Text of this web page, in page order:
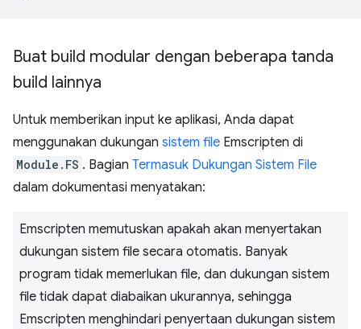
Buat build modular dengan beberapa tanda
build lainnya
Untuk memberikan input ke aplikasi, Anda dapat
menggunakan dukungan sistem file Emscripten di
Module.FS . Bagian Termasuk Dukungan Sistem File
dalam dokumentasi menyatakan:
Emscripten memutuskan apakah akan menyertakan
dukungan sistem file secara otomatis. Banyak
program tidak memerlukan file, dan dukungan sistem
file tidak dapat diabaikan ukurannya, sehingga
Emscripten menghindari penyertaan dukungan sistem